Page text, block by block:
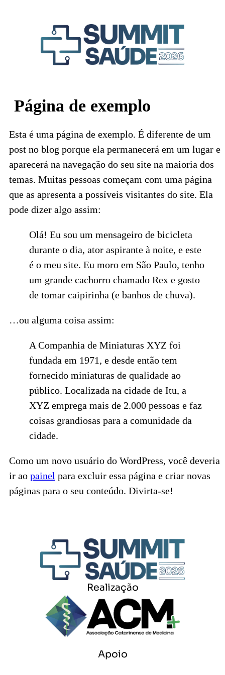
Página de exemplo
Esta é uma página de exemplo. É diferente de um
post no blog porque ela permanecerá em um lugar e
aparecerá na navegação do seu site na maioria dos
temas. Muitas pessoas começam com uma página
que as apresenta a possíveis visitantes do site. Ela
pode dizer algo assim:
Olá! Eu sou um mensageiro de bicicleta
durante o dia, ator aspirante à noite, e este
é o meu site. Eu moro em São Paulo, tenho
um grande cachorro chamado Rex e gosto
de tomar caipirinha (e banhos de chuva).
…ou alguma coisa assim:
A Companhia de Miniaturas XYZ foi
fundada em 1971, e desde então tem
fornecido miniaturas de qualidade ao
público. Localizada na cidade de Itu, a
XYZ emprega mais de 2.000 pessoas e faz
coisas grandiosas para a comunidade da
cidade.
Como um novo usuário do WordPress, você deveria
ir ao painel para excluir essa página e criar novas
páginas para o seu conteúdo. Divirta-se!
Realização
Apoio